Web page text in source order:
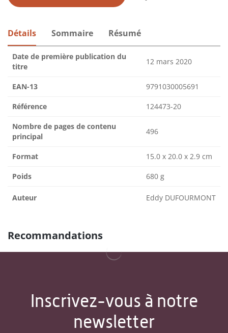
Détails Sommaire Résumé
Date de première publication du
titre
12 mars 2020
EAN-13 9791030005691
Référence 124473-20
Nombre de pages de contenu
principal
496
Format 15.0 x 20.0 x 2.9 cm
Poids 680 g
Auteur Eddy DUFOURMONT
Recommandations
Inscrivez-vous à notre
newsletter